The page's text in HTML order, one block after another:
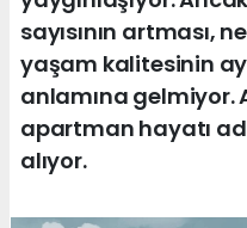
sayısının artması,
yaşam kalitesinin
anlamına gelmiyor.
apartman hayatı
alıyor.